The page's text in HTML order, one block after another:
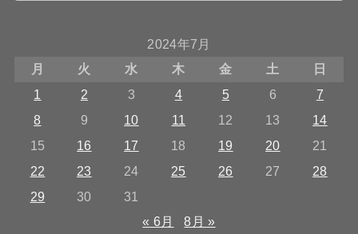
2024年7月
月
火 水 木 金 土
日
1
2 3 4 5 6
7
8
9 10 11 12 13
14
15
16 17 18 19 20
21
22
23 24 25 26 27
28
29
30
31
« 6月
8月 »